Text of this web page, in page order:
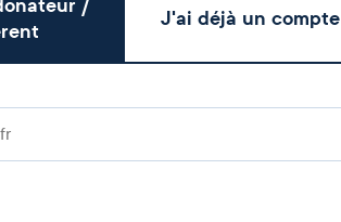
/
J'ai déjà un compte